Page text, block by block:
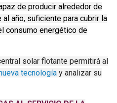
de producir alrededor de
año, suficiente para cubrir la
consumo energético de
solar flotante permitirá al
tecnologíay analizar su